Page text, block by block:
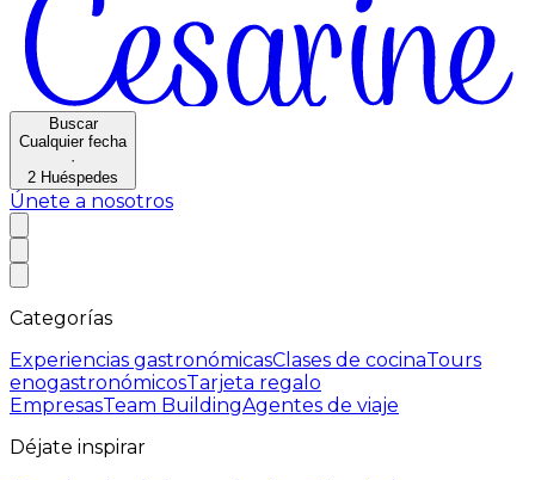
Buscar
Cualquier fecha
·
2 Huéspedes
Únete a nosotros
Categorías
Experiencias gastronómicasClases de cocinaTours
enogastronómicosTarjeta regalo
EmpresasTeam BuildingAgentes de viaje
Déjate inspirar